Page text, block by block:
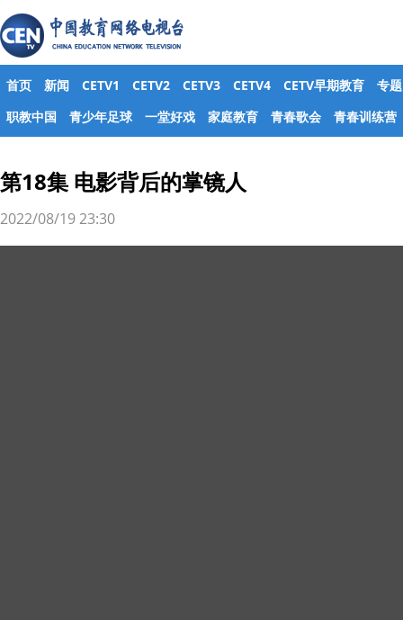
首页 新闻 CETV1 CETV2 CETV3 CETV4 CETV早期教育
专题
职教中国
青少年足球 一堂好戏 家庭教育 青春歌会 青春训练营
第18集 电影背后的掌镜人
2022/08/19 23:30